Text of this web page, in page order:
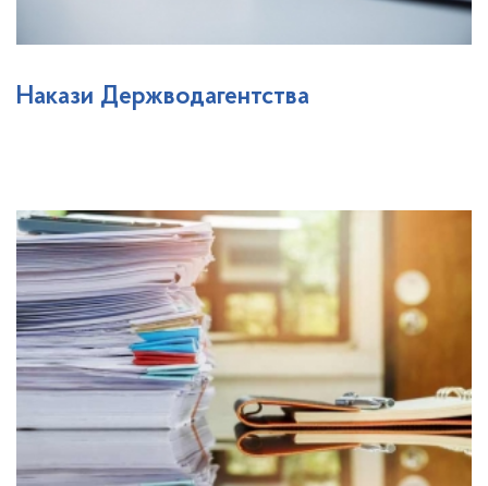
Накази Держводагентства